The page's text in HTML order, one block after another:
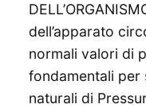
dell’apparato
normali valori di
fondamentali per
naturali di